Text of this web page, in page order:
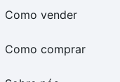
Como vender
Como comprar